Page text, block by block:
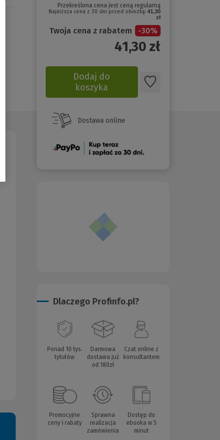
Przekreślona cena jest ceną regularną
Najniższa cena z 30 dni przed obniżką: 41,30
zł
Twoja cena z rabatem -30%
41,30 zł
Dodaj do
koszyka
Dostawa online
(Nowe
Dlaczego Profinfo.pl?
Ponad 10 tys.
tytułów
Darmowa
dostawa już
od 180zł
Czat online z
konsultantem
Promocyjne
ceny i rabaty
Sprawna
realizacja
zamówienia
Dostęp do
ebooka w 5
minut